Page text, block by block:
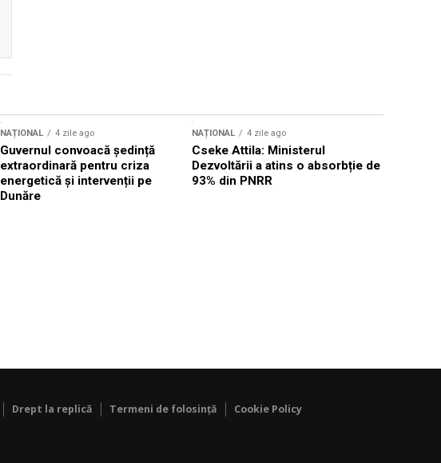
NAȚIONAL 4 zile ago
Guvernul convoacă ședință
extraordinară pentru criza
energetică și intervenții pe
Dunăre
NAȚIONAL 4 zile ago
Cseke Attila: Ministerul
Dezvoltării a atins o absorbție de
93% din PNRR
Drept la replică Termeni de folosință Cookie Policy